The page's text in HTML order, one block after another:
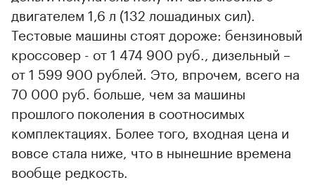
двигателем 1,6 л (132 лошадиных сил).
Тестовые машины стоят дороже: бензиновый
кроссовер - от 1 474 900 руб., дизельный –
от 1 599 900 рублей. Это, впрочем, всего на
70 000 руб. больше, чем за машины
прошлого поколения в соотносимых
комплектациях. Более того, входная цена и
вовсе стала ниже, что в нынешние времена
вообще редкость.